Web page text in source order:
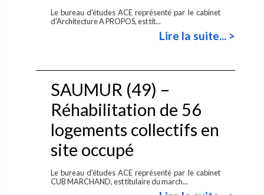
Le bureau d'études ACE représenté par le cabinet
d'Architecture A PROPOS, est tit...
Lire la suite... >
SAUMUR (49) –
Réhabilitation de 56
logements collectifs en
site occupé
Le bureau d'études ACE représenté par le cabinet
CUB MARCHAND, est titulaire du march...